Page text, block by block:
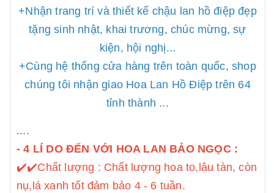
+Nhận trang trí và thiết kế chậu lan hồ điệp đẹp
tặng sinh nhật, khai trương, chúc mừng, sự
kiện, hội nghị...
+Cùng hệ thống cửa hàng trên toàn quốc, shop
chúng tôi nhận giao Hoa Lan Hồ Điệp trên 64
tỉnh thành ...
....
- 4 LÍ DO ĐẾN VỚI HOA LAN BẢO NGỌC :
✔️✔️Chất lượng : Chất lượng hoa to,lâu tàn, còn
nụ,lá xanh tốt đảm bảo 4 - 6 tuần.